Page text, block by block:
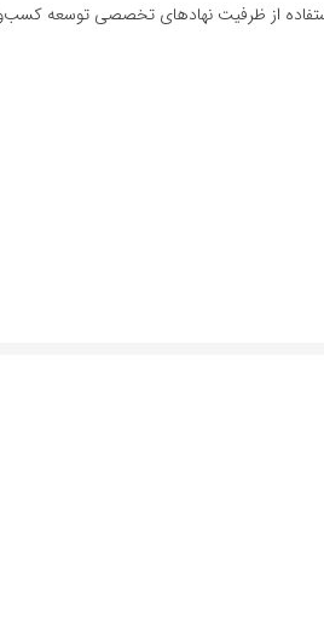
از ظرفیت نهادهای تخصصی توسعه